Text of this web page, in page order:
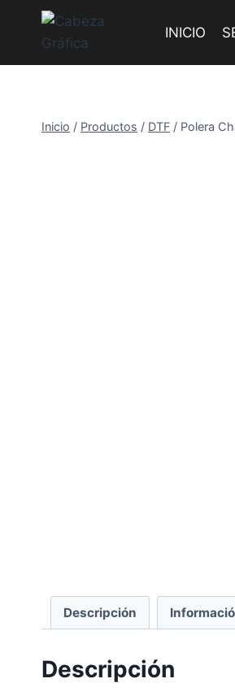
INICIO
Inicio / Productos / DTF / Polera
Descripción
Descripción